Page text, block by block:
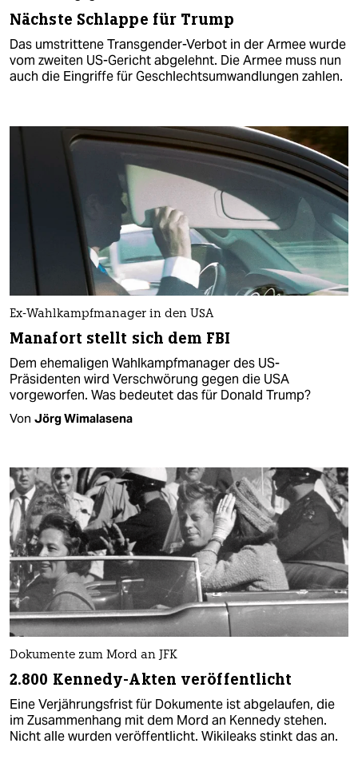
Nächste Schlappe für Trump
Das umstrittene Transgender-Verbot in der Armee wurde
vom zweiten US-Gericht abgelehnt. Die Armee muss nun
auch die Eingriffe für Geschlechtsumwandlungen zahlen.
Ex-Wahlkampfmanager in den USA
Manafort stellt sich dem FBI
Dem ehemaligen Wahlkampfmanager des US-
Präsidenten wird Verschwörung gegen die USA
vorgeworfen. Was bedeutet das für Donald Trump?
Von Jörg Wimalasena
Dokumente zum Mord an JFK
2.800 Kennedy-Akten veröffentlicht
Eine Verjährungsfrist für Dokumente ist abgelaufen, die
im Zusammenhang mit dem Mord an Kennedy stehen.
Nicht alle wurden veröffentlicht. Wikileaks stinkt das an.